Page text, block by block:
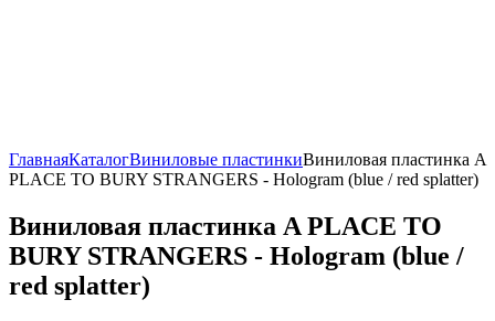
ГлавнаяКаталогВиниловые пластинкиВиниловая пластинка A
PLACE TO BURY STRANGERS - Hologram (blue / red splatter)
Виниловая пластинка A PLACE TO
BURY STRANGERS - Hologram (blue /
red splatter)